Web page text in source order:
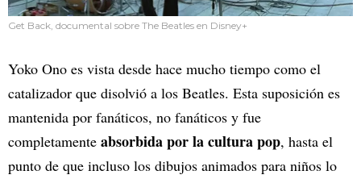
Get Back, documental sobre The Beatles en Disney+
Yoko Ono es vista desde hace mucho tiempo como el
catalizador que disolvió a los Beatles. Esta suposición es
mantenida por fanáticos, no fanáticos y fue
completamente absorbida por la cultura pop, hasta el
punto de que incluso los dibujos animados para niños lo